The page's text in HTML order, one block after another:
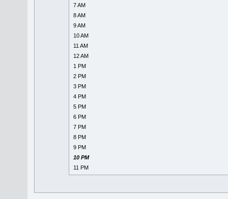
7 AM
8 AM
9 AM
10 AM
11 AM
12 AM
1 PM
2 PM
3 PM
4 PM
5 PM
6 PM
7 PM
8 PM
9 PM
10 PM
11 PM